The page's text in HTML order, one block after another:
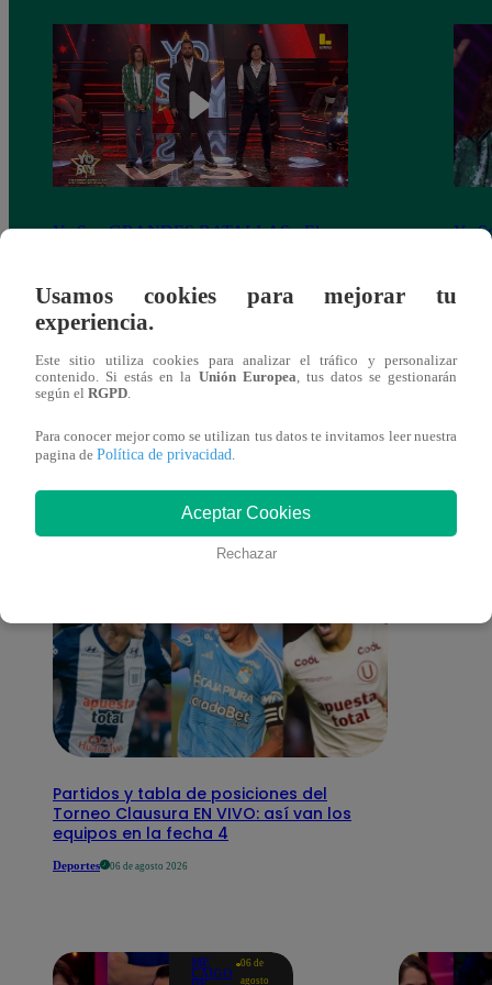
Yo Soy GRANDES BATALLAS: ¡El
Yo
También te puede
interesar
Partidos y tabla de posiciones del
Torneo Clausura EN VIVO: así van los
equipos en la fecha 4
Deportes 06 de agosto 2026
ME
CAIGO
06 de
agosto
Usamos cookies para mejorar tu
experiencia.
Este sitio utiliza cookies para analizar el tráfico y personalizar
contenido. Si estás en la Unión Europea, tus datos se gestionarán
según el RGPD.
Para conocer mejor como se utilizan tus datos te invitamos leer nuestra
pagina de Política de privacidad.
Aceptar Cookies
Rechazar